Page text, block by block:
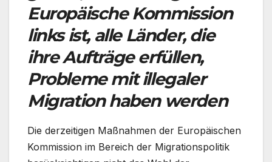
Europäische Kommission
links ist, alle Länder, die
ihre Aufträge erfüllen,
Probleme mit illegaler
Migration haben werden
Die derzeitigen Maßnahmen der Europäischen
Kommission im Bereich der Migrationspolitik